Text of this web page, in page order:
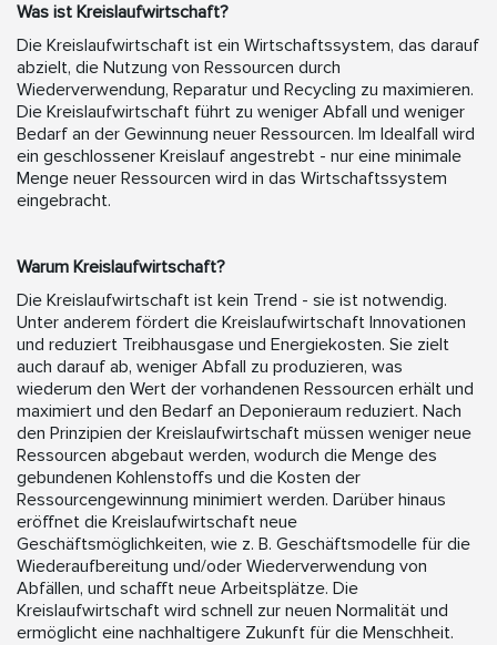
Was ist Kreislaufwirtschaft?
Die Kreislaufwirtschaft ist ein Wirtschaftssystem, das darauf
abzielt, die Nutzung von Ressourcen durch
Wiederverwendung, Reparatur und Recycling zu maximieren.
Die Kreislaufwirtschaft führt zu weniger Abfall und weniger
Bedarf an der Gewinnung neuer Ressourcen. Im Idealfall wird
ein geschlossener Kreislauf angestrebt - nur eine minimale
Menge neuer Ressourcen wird in das Wirtschaftssystem
eingebracht.
Warum Kreislaufwirtschaft?
Die Kreislaufwirtschaft ist kein Trend - sie ist notwendig.
Unter anderem fördert die Kreislaufwirtschaft Innovationen
und reduziert Treibhausgase und Energiekosten. Sie zielt
auch darauf ab, weniger Abfall zu produzieren, was
wiederum den Wert der vorhandenen Ressourcen erhält und
maximiert und den Bedarf an Deponieraum reduziert. Nach
den Prinzipien der Kreislaufwirtschaft müssen weniger neue
Ressourcen abgebaut werden, wodurch die Menge des
gebundenen Kohlenstoffs und die Kosten der
Ressourcengewinnung minimiert werden. Darüber hinaus
eröffnet die Kreislaufwirtschaft neue
Geschäftsmöglichkeiten, wie z. B. Geschäftsmodelle für die
Wiederaufbereitung und/oder Wiederverwendung von
Abfällen, und schafft neue Arbeitsplätze. Die
Kreislaufwirtschaft wird schnell zur neuen Normalität und
ermöglicht eine nachhaltigere Zukunft für die Menschheit.